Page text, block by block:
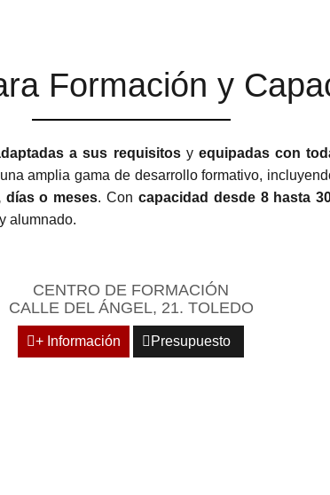
Formación y
a sus requisitosy equipadas con
amplia gama de desarrollo formativo,
días o meses. Con capacidad desde 8 hasta
alumnado.
CENTRO DE FORMACIÓN
CALLE DEL ÁNGEL, 21. TOLEDO
+ Información Presupuesto